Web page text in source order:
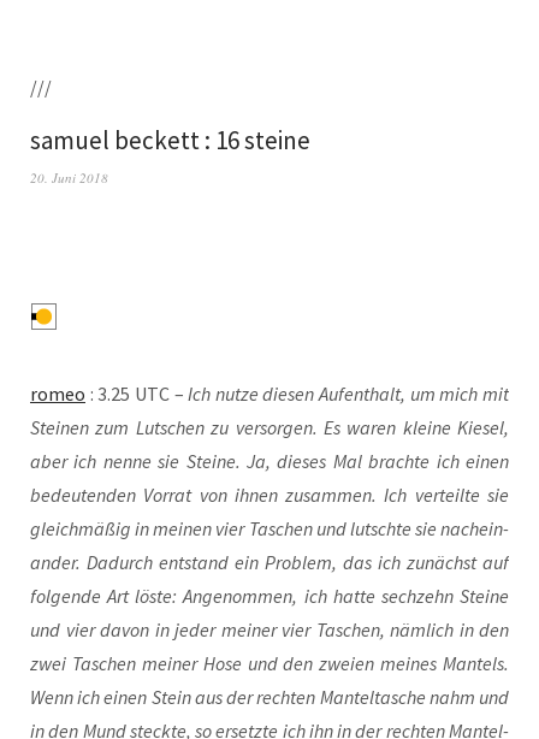
///
samuel beckett : 16 steine
20. Juni 2018
romeo : 3.25 UTC –Ich nut­ze die­sen Auf­ent­halt, um mich mit
Stei­nen zum Lut­schen zu ver­sor­gen. Es waren klei­ne Kie­sel,
aber ich nen­ne sie Stei­ne. Ja, die­ses Mal brach­te ich einen
bedeu­ten­den Vor­rat von ihnen zusam­men. Ich ver­teil­te sie
gleich­mä­ßig in mei­nen vier Taschen und lutsch­te sie nach­ein­
an­der. Dadurch ent­stand ein Pro­blem, das ich zunächst auf
fol­gen­de Art lös­te: Ange­nom­men, ich hat­te sech­zehn Stei­ne
und vier davon in jeder mei­ner vier Taschen, näm­lich in den
zwei Taschen mei­ner Hose und den zwei­en mei­nes Man­tels.
Wenn ich einen Stein aus der rech­ten Man­tel­ta­sche nahm und
in den Mund steck­te, so ersetz­te ich ihn in der rech­ten Man­tel­